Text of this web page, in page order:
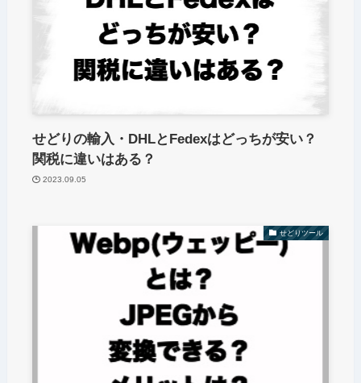
せどりの輸入・DHLとFedexはどっちが安い？
関税に違いはある？
2023.09.05
せどりツール